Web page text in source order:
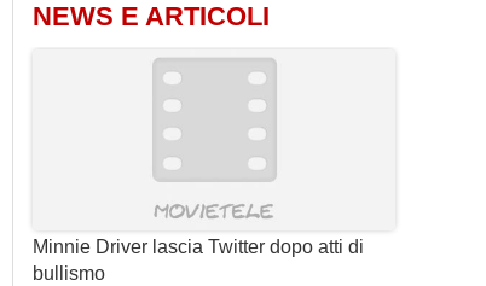
NEWS E ARTICOLI
Minnie Driver lascia Twitter dopo atti di
bullismo